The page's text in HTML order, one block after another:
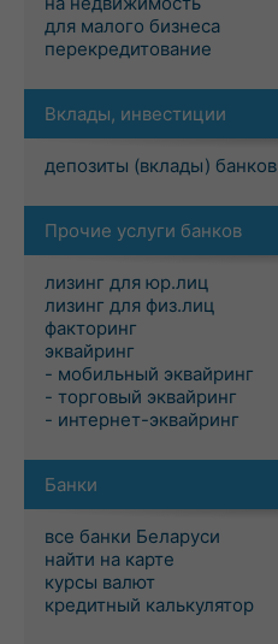
для малого бизнеса
перекредитование
Вклады, инвестиции
депозиты (вклады) банков
Прочие услуги банков
лизинг для юр.лиц
лизинг для физ.лиц
факторинг
эквайринг
- мобильный эквайринг
- торговый эквайринг
- интернет-эквайринг
Банки
все банки Беларуси
найти на карте
курсы валют
кредитный калькулятор